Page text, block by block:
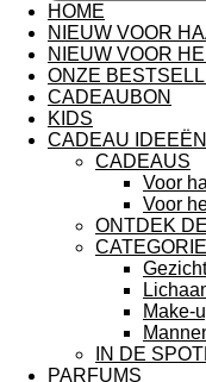
HOME
NIEUW VOOR
NIEUW VOOR
ONZE
CADEAUBON
KIDS
CADEAU IDEEËN
CADEAUS
Voor
Voor
ONTDEK
Gezicht
Make-
IN DE
PARFUMS